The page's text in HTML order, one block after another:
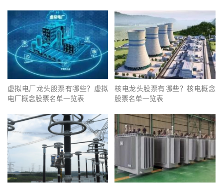
虚拟电厂龙头股票有哪些？虚拟
电厂概念股票名单一览表
核电龙头股票有哪些？核电概念
股票名单一览表